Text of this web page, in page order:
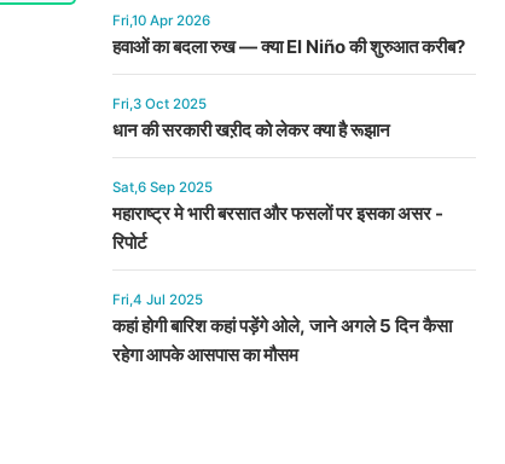
Fri,10 Apr 2026
हवाओं का बदला रुख — क्या El Niño की शुरुआत करीब?
Fri,3 Oct 2025
धान की सरकारी खऱीद को लेकर क्या है रूझान
Sat,6 Sep 2025
महाराष्ट्र मे भारी बरसात और फसलों पर इसका असर -
रिपोर्ट
Fri,4 Jul 2025
कहां होगी बारिश कहां पड़ेंगे ओले, जाने अगले 5 दिन कैसा
रहेगा आपके आसपास का मौसम